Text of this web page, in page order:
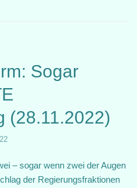
Sogar
(28.11.2022)
– sogar wenn zwei der Augen
der Regierungsfraktionen